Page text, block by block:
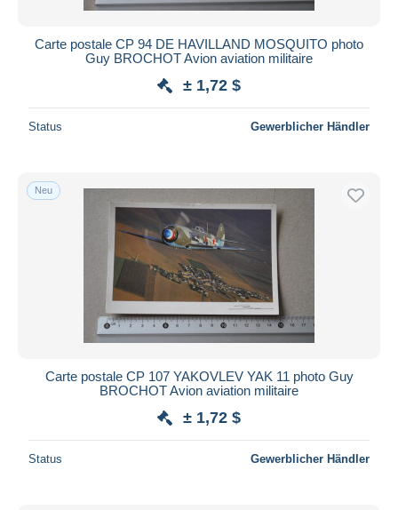
Carte postale CP 94 DE HAVILLAND MOSQUITO photo
Guy BROCHOT Avion aviation militaire
± 1,72 $
Status Gewerblicher Händler
Neu
Carte postale CP 107 YAKOVLEV YAK 11 photo Guy
BROCHOT Avion aviation militaire
± 1,72 $
Status Gewerblicher Händler